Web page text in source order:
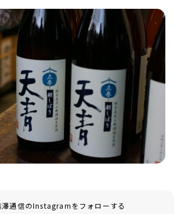
澤通信のInstagramをフォローする